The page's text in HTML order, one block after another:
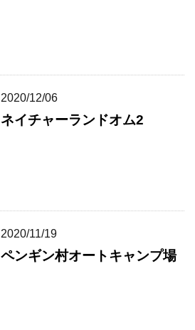
2020/12/06
ネイチャーランドオム2
2020/11/19
ペンギン村オートキャンプ場